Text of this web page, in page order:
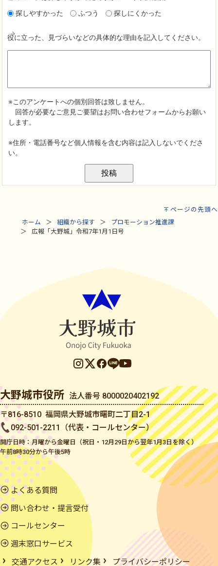
ページの先頭へ
ホーム
組織から探す
プロモーション推進課
広報「大野城」令和7年1月1日号
大野城市役所 法人番号 8000020402192
〒816-8510 福岡県大野城市曙町二丁目2-1
092-501-2211（代表・コールセンター）
開庁日時：月曜から金曜日（祝日・12月29日から翌年1月3日を除く）
午前8時30分から午後5時
よくある質問
問い合わせ・提言受付
コールセンター
週末窓口サービス
交通アクセス
リンク集 プライバシーポリシー